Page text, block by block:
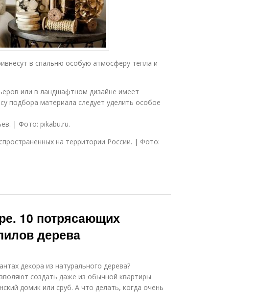
в спальню особую атмосферу тепла и
или в ландшафтном дизайне имеет
подбора материала следует уделить особое
| Фото: pikabu.ru.
на территории России. | Фото:
10 потрясающих
дерева
декора из натурального дерева?
создать даже из обычной квартиры
домик или сруб. А что делать, когда очень